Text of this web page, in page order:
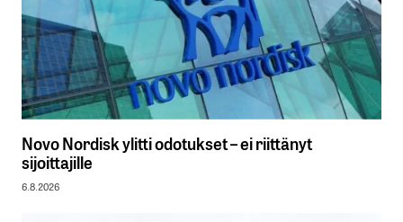
Novo Nordisk ylitti odotukset – ei riittänyt
sijoittajille
6.8.2026